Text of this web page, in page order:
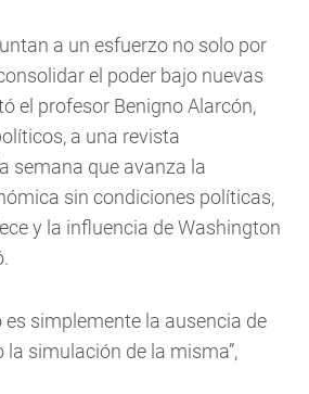
a un esfuerzo no solo por
el poder bajo nuevas
el profesor Benigno Alarcón,
a una revista
semana que avanza la
sin condiciones políticas,
y la influencia de Washington
es simplemente la ausencia de
simulación de la misma”,